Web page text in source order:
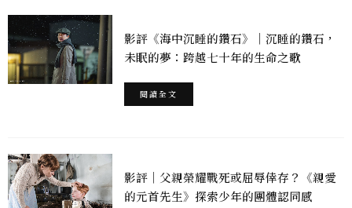
影評《海中沉睡的鑽石》｜沉睡的鑽石，
未眠的夢：跨越七十年的生命之歌
閱讀全文
影評｜父親榮耀戰死或屈辱倖存？《親愛
的元首先生》探索少年的團體認同感